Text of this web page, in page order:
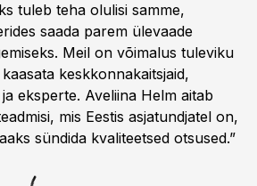
tuleb teha olulisi samme,
saada parem ülevaade
Meil on võimalus tuleviku
keskkonnakaitsjaid,
eksperte. Aveliina Helm aitab
mis Eestis asjatundjatel on,
sündida kvaliteetsed otsused.”